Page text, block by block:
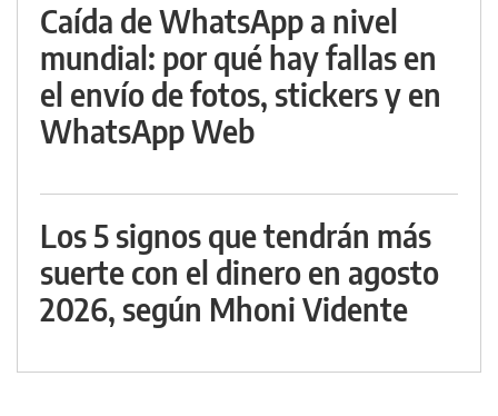
Caída de WhatsApp a nivel
mundial: por qué hay fallas en
el envío de fotos, stickers y en
WhatsApp Web
Los 5 signos que tendrán más
suerte con el dinero en agosto
2026, según Mhoni Vidente